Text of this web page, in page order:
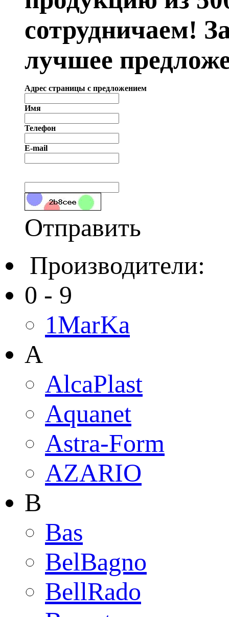
сотрудничаем!
лучшее
Адрес страницы с предложением
Имя
Телефон
E-mail
Отправить
Производители:
0 - 9
1MarKa
A
AlcaPlast
Aquanet
Astra-Form
AZARIO
B
Bas
BelBagno
BellRado